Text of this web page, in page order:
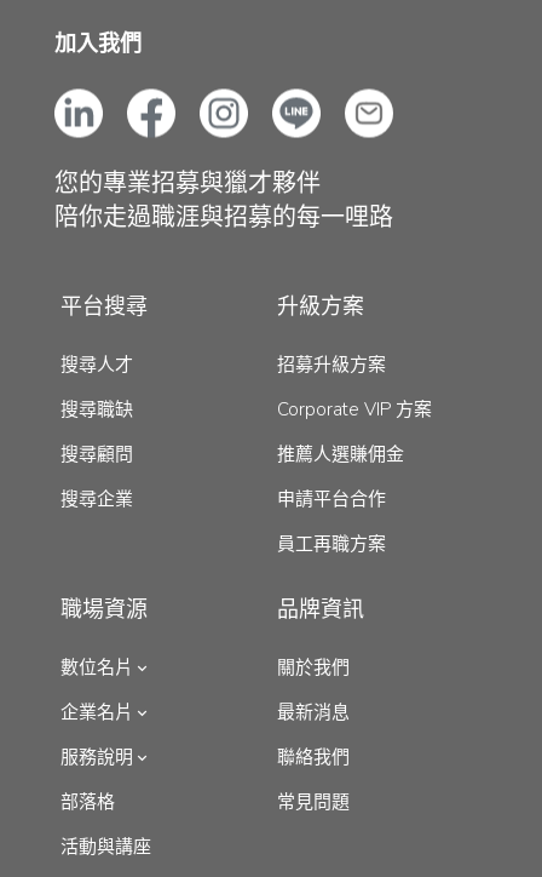
加入我們
您的專業招募與獵才夥伴
陪你走過職涯與招募的每一哩路
平台搜尋
搜尋人才
搜尋職缺
搜尋顧問
搜尋企業
升級方案
招募升級方案
Corporate VIP 方案
推薦人選賺佣金
申請平台合作
員工再職方案
職場資源
數位名片
企業名片
服務說明
部落格
活動與講座
品牌資訊
關於我們
最新消息
聯絡我們
常見問題